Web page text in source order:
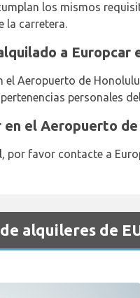
los mismos
la carretera.
a
el Aeropuerto de
personales
en el Aeropuerto
por favor contacte a
alquileres de